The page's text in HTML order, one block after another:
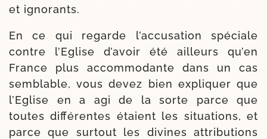
et ignorants.
En ce qui regarde l’accusation spé­ciale
contre l’Eglise d’avoir été ailleurs qu’en
France plus accom­mo­dante dans un cas
sem­blable, vous devez bien expli­quer que
l’Eglise en a agi de la sorte parce que
toutes dif­fé­rentes étaient les situa­tions, et
parce que sur­tout les divines attri­bu­tions